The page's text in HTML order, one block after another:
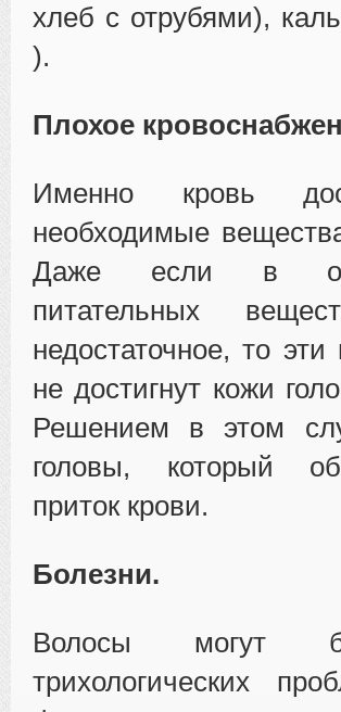
хлеб с отрубями),
).
Плохое
Именно кровь
необходимые
Даже если в
питательных
недостаточное, то
не достигнут кожи
Решением в этом
головы, который
приток крови.
Болезни.
Волосы могут
трихологических